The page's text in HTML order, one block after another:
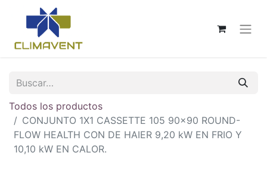
Todos los productos
CONJUNTO 1X1 CASSETTE 105 90x90 ROUND-
FLOW HEALTH CON DE HAIER 9,20 kW EN FRIO Y
10,10 kW EN CALOR.